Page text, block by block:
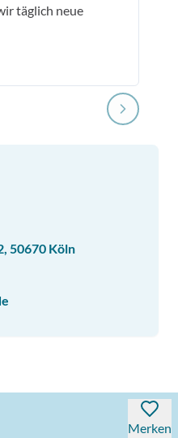
täglich neue
, 50670 Köln
Merken